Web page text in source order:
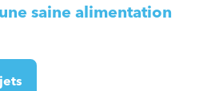
saine alimentation